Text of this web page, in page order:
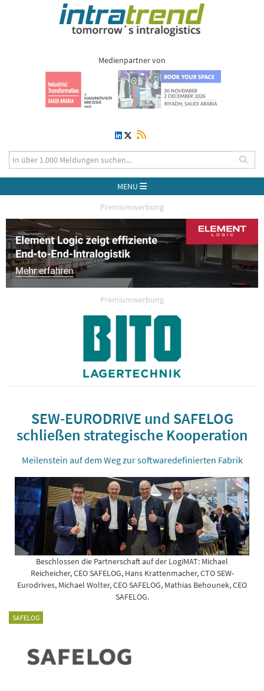
Medienpartner von
MENU
Premiumwerbung
Premiumwerbung
SEW-EURODRIVE und SAFELOG
schließen strategische Kooperation
Meilenstein auf dem Weg zur softwaredefinierten Fabrik
Beschlossen die Partnerschaft auf der LogiMAT: Michael
Reicheicher, CEO SAFELOG, Hans Krattenmacher, CTO SEW-
Eurodrives, Michael Wolter, CEO SAFELOG, Mathias Behounek, CEO
SAFELOG.
SAFELOG